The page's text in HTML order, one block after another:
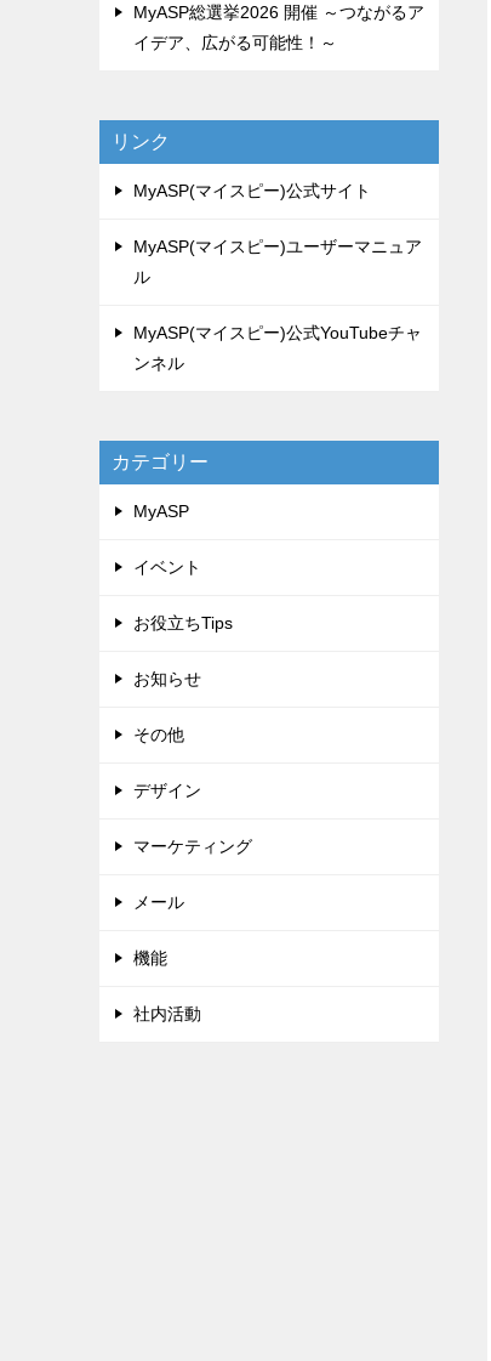
MyASP総選挙2026 開催 ～つながるア
イデア、広がる可能性！～
リンク
MyASP(マイスピー)公式サイト
MyASP(マイスピー)ユーザーマニュア
ル
MyASP(マイスピー)公式YouTubeチャ
ンネル
カテゴリー
MyASP
イベント
お役立ちTips
お知らせ
その他
デザイン
マーケティング
メール
機能
社内活動